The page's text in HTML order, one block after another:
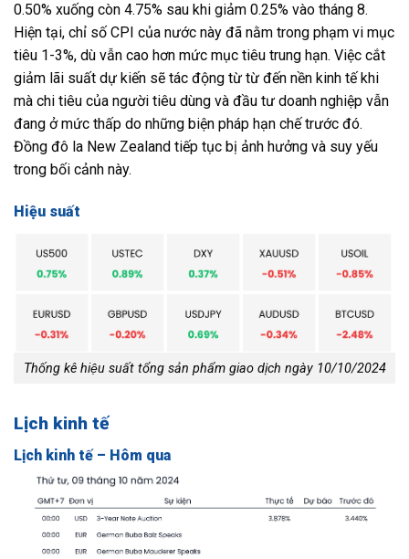
0.50% xuống còn 4.75% sau khi giảm 0.25% vào tháng 8.
Hiện tại, chỉ số CPI của nước này đã nằm trong phạm vi mục
tiêu 1-3%, dù vẫn cao hơn mức mục tiêu trung hạn. Việc cắt
giảm lãi suất dự kiến sẽ tác động từ từ đến nền kinh tế khi
mà chi tiêu của người tiêu dùng và đầu tư doanh nghiệp vẫn
đang ở mức thấp do những biện pháp hạn chế trước đó.
Đồng đô la New Zealand tiếp tục bị ảnh hưởng và suy yếu
trong bối cảnh này.
Hiệu suất
Thống kê hiệu suất tổng sản phẩm giao dịch ngày 10/10/2024
Lịch kinh tế
Lịch kinh tế – Hôm qua